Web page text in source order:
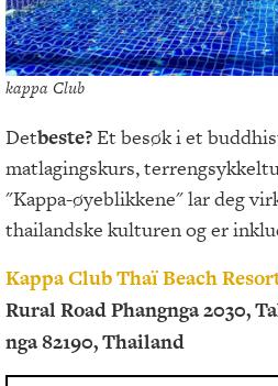
kappa Club
Detbeste?Et besøk i et
matlagingskurs,
"Kappa-øyeblikkene" lar deg
thailandske kulturen og er
Kappa Club Thaï Beach
Rural Road Phangnga 2030,
nga 82190, Thailand